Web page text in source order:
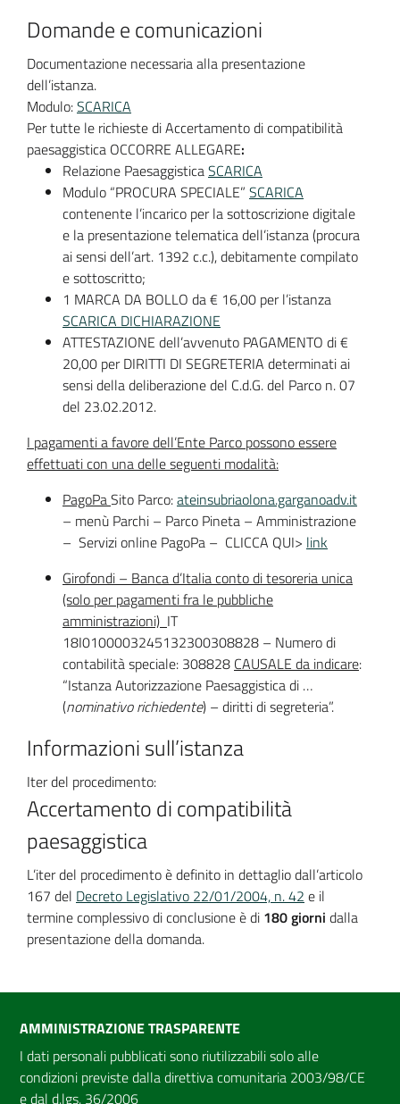
Domande e comunicazioni
Documentazione necessaria alla presentazione
dell’istanza.
Modulo:SCARICA
Per tutte le richieste di Accertamento di compatibilità
paesaggistica OCCORRE ALLEGARE:
Relazione PaesaggisticaSCARICA
Modulo “PROCURA SPECIALE” SCARICA
contenente l’incarico per la sottoscrizione digitale
e la presentazione telematica dell’istanza (procura
ai sensi dell’art. 1392 c.c.), debitamente compilato
e sottoscritto;
1 MARCA DA BOLLO da € 16,00 per l’istanza
SCARICA DICHIARAZIONE
ATTESTAZIONE dell’avvenuto PAGAMENTO di €
20,00 per DIRITTI DI SEGRETERIA determinati ai
sensi della deliberazione del C.d.G. del Parco n. 07
del 23.02.2012.
I pagamenti a favore dell’Ente Parco possono essere
effettuati con una delle seguenti modalità:
PagoPaSito Parco:ateinsubriaolona.garganoadv.it
– menù Parchi – Parco Pineta – Amministrazione
– Servizi online PagoPa – CLICCA QUI> link
Girofondi – Banca d’Italia conto di tesoreria unica
(solo per pagamenti fra le pubbliche
amministrazioni) IT
18I0100003245132300308828 – Numero di
contabilità speciale: 308828 CAUSALE da indicare:
“Istanza Autorizzazione Paesaggistica di …
(nominativo richiedente) – diritti di segreteria”.
Informazioni sull’istanza
Iter del procedimento:
Accertamento di compatibilità
paesaggistica
L’iter del procedimento è definito in dettaglio dall’articolo
167 del Decreto Legislativo 22/01/2004, n. 42 e il
termine complessivo di conclusione è di 180 giorni dalla
presentazione della domanda.
AMMINISTRAZIONE TRASPARENTE
I dati personali pubblicati sono riutilizzabili solo alle
condizioni previste dalla direttiva comunitaria 2003/98/CE
e dal d.lgs. 36/2006